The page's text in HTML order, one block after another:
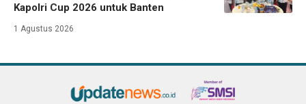
Kapolri Cup 2026 untuk Banten
1 Agustus 2026